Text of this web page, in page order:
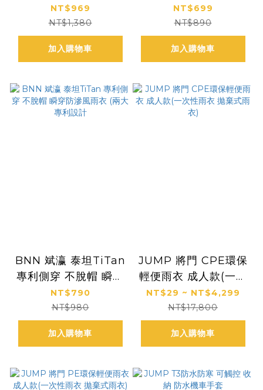
裝兩件式風雨衣
NT$969
NT$1,380
加入購物車
式風雨衣
NT$699
NT$890
加入購物車
BNN 斌瀛 泰坦TiTan
專利側穿 不脫帽 瞬穿
防滲風雨衣 (兩大專利
設計
NT$790
NT$980
加入購物車
JUMP 將門 CPE環保
輕便雨衣 成人款(一次
性雨衣 拋棄式雨衣)
NT$29 ~ NT$4,299
NT$17,800
加入購物車